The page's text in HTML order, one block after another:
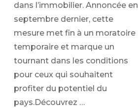
dans l’immobilier. Annoncée en
septembre dernier, cette
mesure met fin à un moratoire
temporaire et marque un
tournant dans les conditions
pour ceux qui souhaitent
profiter du potentiel du
pays.Découvrez …